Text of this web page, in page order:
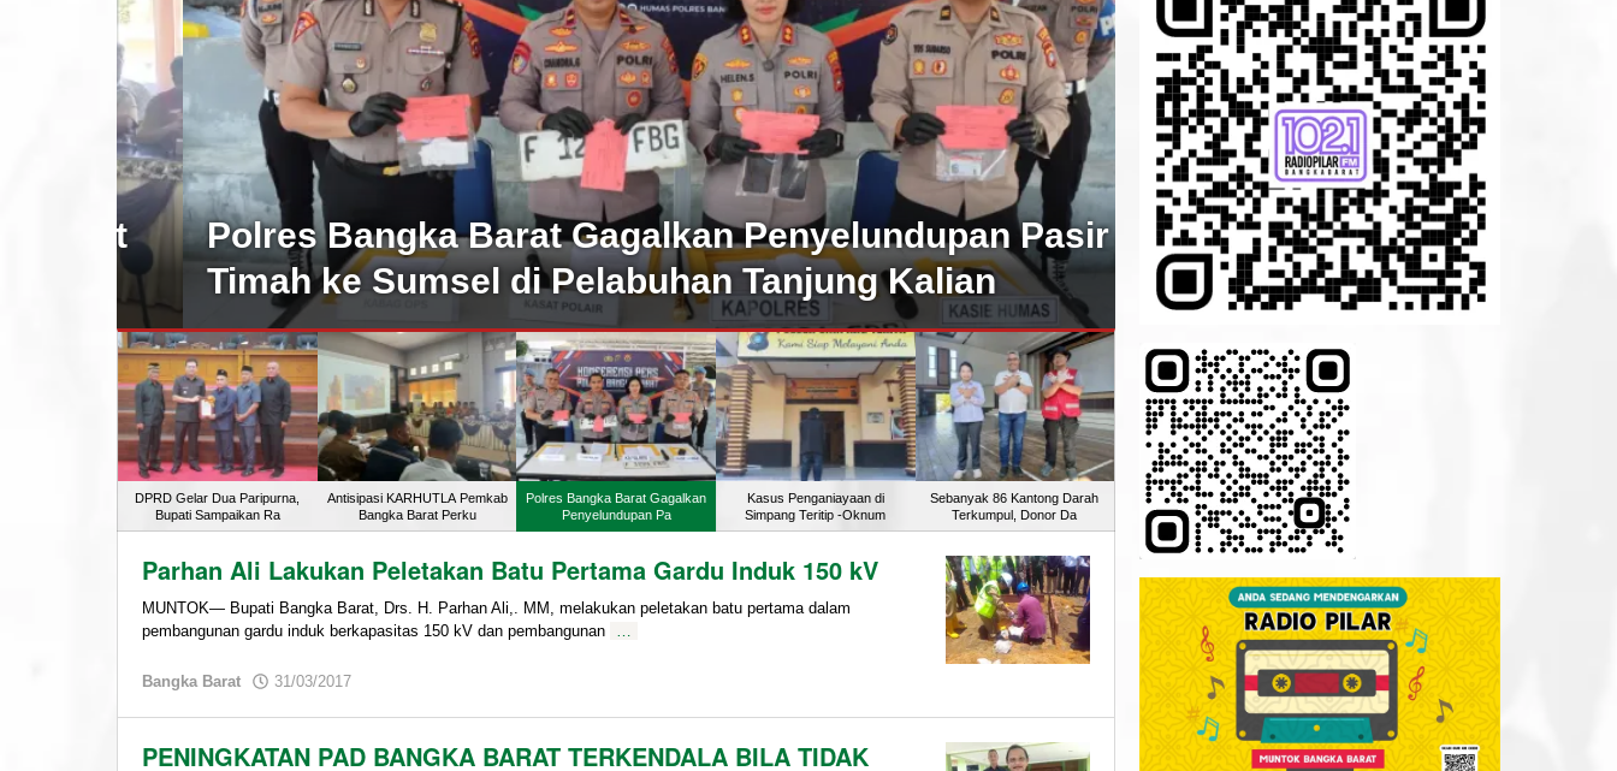
Polres Bangka Barat Gagalkan Penyelundupan Pasir
Timah ke Sumsel di Pelabuhan Tanjung Kalian
Kasus Penganiayaan di
Satpam PT BPL Jadi
DPRD Gelar Dua Paripurna,
Bupati Sampaikan Ra
Antisipasi KARHUTLA Pemkab
Bangka Barat Perku
Polres Bangka Barat Gagalkan
Penyelundupan Pa
Kasus Penganiayaan di
Simpang Teritip -Oknum
Sebanyak 86 Kantong Darah
Terkumpul, Donor Da
Pilar
102.1
FM
Parhan Ali Lakukan Peletakan Batu Pertama Gardu Induk 150 kV
MUNTOK— Bupati Bangka Barat, Drs. H. Parhan Ali,. MM, melakukan peletakan batu pertama dalam
pembangunan gardu induk berkapasitas 150 kV dan pembangunan
…
Bangka Barat 31/03/2017
PENINGKATAN PAD BANGKA BARAT TERKENDALA BILA TIDAK